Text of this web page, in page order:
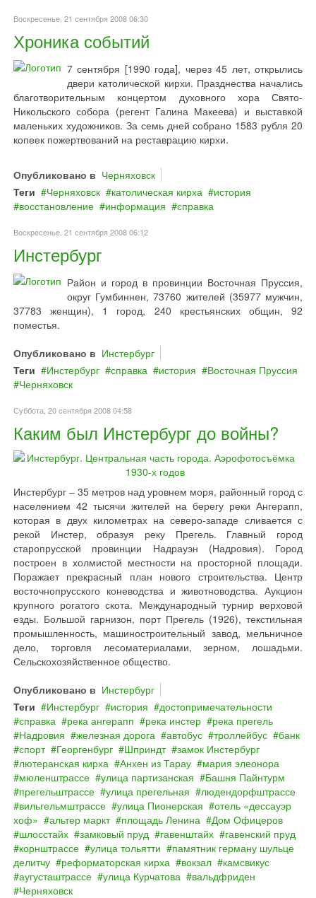
Воскресенье, 21 сентября 2008 06:30
Хроника событий
7 сентября [1990 года], через 45 лет, открылись
двери католической кирхи. Празднества начались
благотворительным концертом духовного хора Свято-
Никольского собора (регент Галина Макеева) и выставкой
маленьких художников. За семь дней собрано 1583 рубля 20
копеек пожертвований на реставрацию кирхи.
Опубликовано в Черняховск
Теги
Черняховск католическая кирха
история
восстановление
информация справка
Воскресенье, 21 сентября 2008 06:12
Инстербург
Район и город в провинции Восточная Пруссия,
округ Гумбиннен, 73760 жителей (35977 мужчин,
37783 женщин), 1 город, 240 крестьянских общин, 92
поместья.
Опубликовано в Инстербург
Теги
Инстербург справка история
Восточная Пруссия
Черняховск
Суббота, 20 сентября 2008 04:58
Каким был Инстербург до войны?
Инстербург – 35 метров над уровнем моря, районный город с
населением 42 тысячи жителей на берегу реки Ангерапп,
которая в двух километрах на северо-западе сливается с
рекой Инстер, образуя реку Прегель. Главный город
старопрусской провинции Надрауэн (Надровия). Город
построен в холмистой местности на просторной площади.
Поражает прекрасный план нового строительства. Центр
восточнопрусского коневодства и животноводства. Аукцион
крупного рогатого скота. Международный турнир верховой
езды. Большой гарнизон, порт Прегель (1926), текстильная
промышленность, машиностроительный завод, мельничное
дело, торговля лесоматериалами, зерном, лошадьми.
Сельскохозяйственное общество.
Опубликовано в Инстербург
Теги
Инстербург история
достопримечательности
справка
река ангерапп река инстер
река прегель
Надровия
железная дорога автобус троллейбус
банк
спорт
Георгенбург Шприндт
замок Инстербург
лютеранская кирха
Анхен из Тарау
мария элеонора
мюленштрассе
улица партизанская
Башня Пайнтурм
прегельштрассе
улица прегельная
людендорфштрассе
вильгельмштрассе
улица Пионерская
отель «дессауэр
хоф»
альтер маркт площадь Ленина
Дом Офицеров
шлосстайх
замковый пруд гавенштайх
гавенский пруд
корнштрассе
улица тольятти
памятник герману шульце
делитчу
реформаторская кирха вокзал
камсвикус
аугусташтрассе
улица Курчатова
вальдфриден
Черняховск